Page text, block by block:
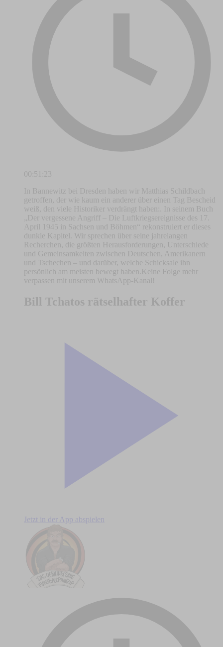
00:51:23
In Bannewitz bei Dresden haben wir Matthias Schildbach
getroffen, der wie kaum ein anderer über einen Tag Bescheid
weiß, den viele Historiker verdrängt haben:. In seinem Buch
„Der vergessene Angriff – Die Luftkriegsereignisse des 17.
April 1945 in Sachsen und Böhmen“ rekonstruiert er dieses
dunkle Kapitel. Wir sprechen über seine jahrelangen
Recherchen, die größten Herausforderungen, Unterschiede
und Gemeinsamkeiten zwischen Deutschen, Amerikanern
und Tschechen – und darüber, welche Schicksale ihn
persönlich am meisten bewegt haben.Keine Folge mehr
verpassen mit unserem WhatsApp-Kanal!
Bill Tchatos rätselhafter Koffer
Jetzt in der App abspielen